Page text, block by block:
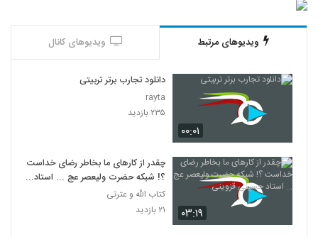
ویدیوهای مرتبط ویدیوهای کانال
۰۰:۰۱
دانلود تجارب برتر تربیتی
rayta
۲۳۵ بازدید
۰۳:۱۹
چقدر از کارهای ما بخاطر رضای خداست
؟! شبکه حضرت ولیعصر عج ... استاد
حسینی قزوینی
کتاب الله و عترتی
۲۱ بازدید